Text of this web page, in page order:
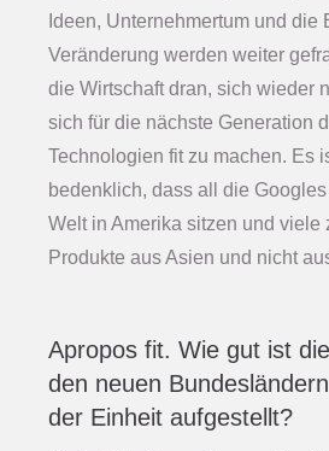
Ideen, Unternehmertum und die
Veränderung werden weiter
die Wirtschaft dran, sich wieder
sich für die nächste Generation
Technologien fit zu machen. Es
bedenklich, dass all die
Welt in Amerika sitzen und viele
Produkte aus Asien und nicht
Apropos fit. Wie gut ist
den neuen
der Einheit aufgestellt?